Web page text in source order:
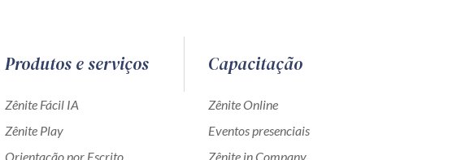
Produtos e serviços
Zênite Fácil IA
Zênite Play
Orientação por Escrito
Capacitação
Zênite Online
Eventos presenciais
Zênite in Company